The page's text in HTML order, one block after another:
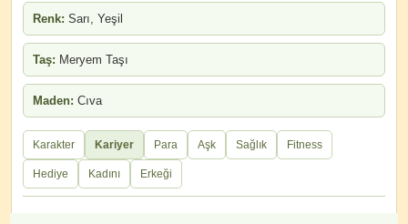
Renk: Sarı, Yeşil
Taş: Meryem Taşı
Maden: Cıva
Karakter Kariyer Para Aşk Sağlık Fitness
Hediye Kadını Erkeği